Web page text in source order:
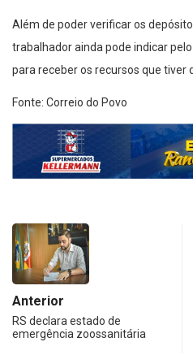
Além de poder verificar os
trabalhador ainda pode indicar
para receber os recursos que tiver
Fonte: Correio do Povo
Anterior
RS declara estado de
emergência zoossanitária